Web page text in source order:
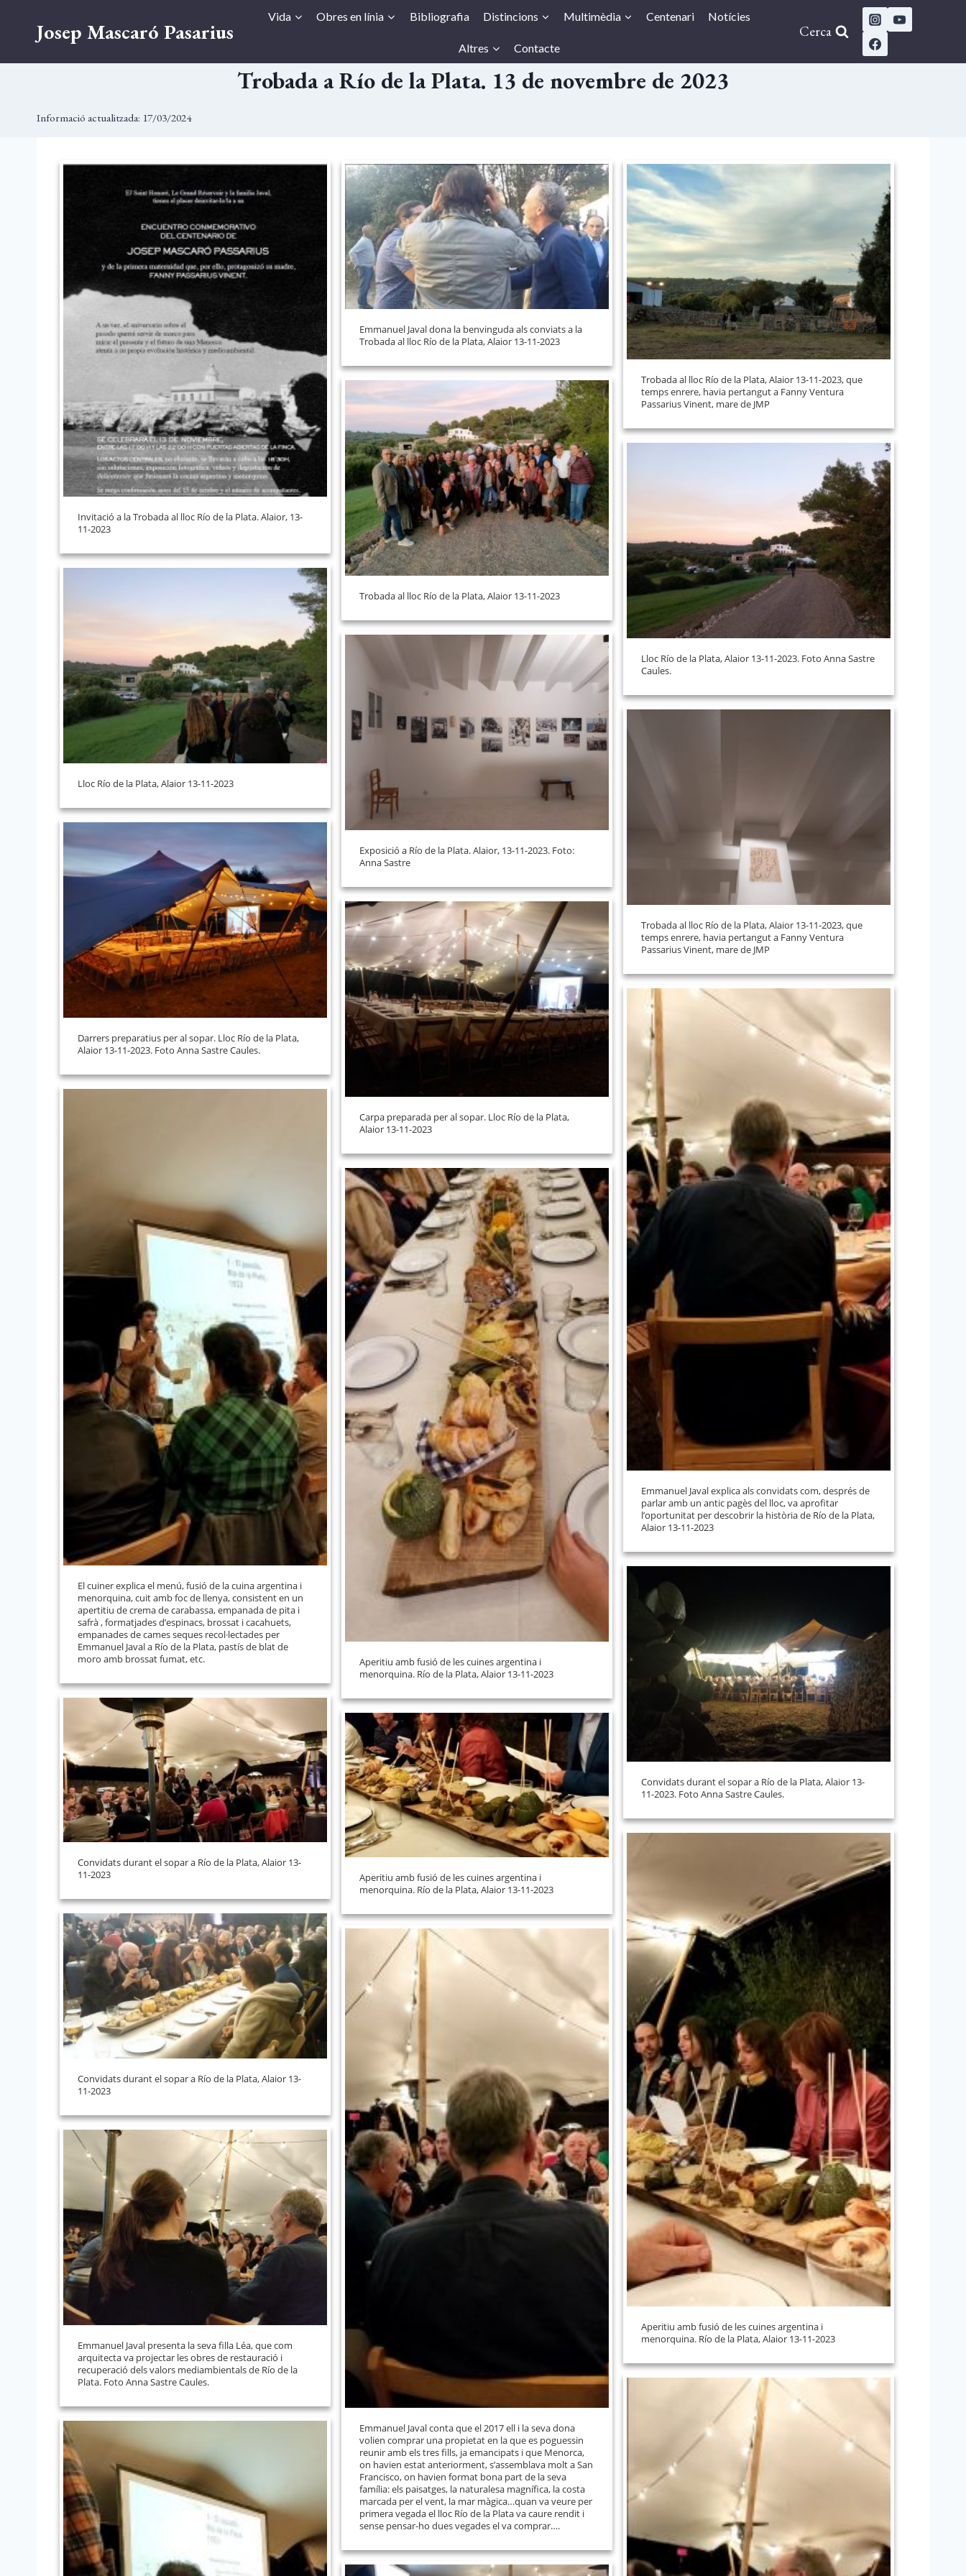
Josep Mascaró Pasarius
Vida Obres en línia Bibliografia Distincions Multimèdia Centenari Notícies
Altres Contacte
Cerca
Trobada a Río de la Plata. 13 de novembre de 2023
Informació actualitzada: 17/03/2024
Invitació a la Trobada al lloc Río de la Plata. Alaior, 13-
11-2023
Emmanuel Javal dona la benvinguda als conviats a la
Trobada al lloc Río de la Plata, Alaior 13-11-2023
Trobada al lloc Río de la Plata, Alaior 13-11-2023, que
temps enrere, havia pertangut a Fanny Ventura
Passarius Vinent, mare de JMP
Trobada al lloc Río de la Plata, Alaior 13-11-2023
Lloc Río de la Plata, Alaior 13-11-2023. Foto Anna Sastre
Caules.
Lloc Río de la Plata, Alaior 13-11-2023
Exposició a Río de la Plata. Alaior, 13-11-2023. Foto:
Anna Sastre
Trobada al lloc Río de la Plata, Alaior 13-11-2023, que
temps enrere, havia pertangut a Fanny Ventura
Passarius Vinent, mare de JMP
Darrers preparatius per al sopar. Lloc Río de la Plata,
Alaior 13-11-2023. Foto Anna Sastre Caules.
Carpa preparada per al sopar. Lloc Río de la Plata,
Alaior 13-11-2023
Emmanuel Javal explica als convidats com, després de
parlar amb un antic pagès del lloc, va aprofitar
l’oportunitat per descobrir la història de Río de la Plata,
Alaior 13-11-2023
El cuiner explica el menú, fusió de la cuina argentina i
menorquina, cuit amb foc de llenya, consistent en un
apertitiu de crema de carabassa, empanada de pita i
safrà , formatjades d’espinacs, brossat i cacahuets,
empanades de cames seques recol·lectades per
Emmanuel Javal a Río de la Plata, pastís de blat de
moro amb brossat fumat, etc.
Aperitiu amb fusió de les cuines argentina i
menorquina. Río de la Plata, Alaior 13-11-2023
Convidats durant el sopar a Río de la Plata, Alaior 13-
11-2023. Foto Anna Sastre Caules.
Convidats durant el sopar a Río de la Plata, Alaior 13-
11-2023
Aperitiu amb fusió de les cuines argentina i
menorquina. Río de la Plata, Alaior 13-11-2023
Aperitiu amb fusió de les cuines argentina i
menorquina. Río de la Plata, Alaior 13-11-2023
Convidats durant el sopar a Río de la Plata, Alaior 13-
11-2023
Emmanuel Javal conta que el 2017 ell i la seva dona
volien comprar una propietat en la que es poguessin
reunir amb els tres fills, ja emancipats i que Menorca,
on havien estat anteriorment, s’assemblava molt a San
Francisco, on havien format bona part de la seva
família: els paisatges, la naturalesa magnífica, la costa
marcada per el vent, la mar màgica…quan va veure per
primera vegada el lloc Río de la Plata va caure rendit i
sense pensar-ho dues vegades el va comprar….
Emmanuel Javal presenta la seva filla Léa, que com
arquitecta va projectar les obres de restauració i
recuperació dels valors mediambientals de Río de la
Plata. Foto Anna Sastre Caules.